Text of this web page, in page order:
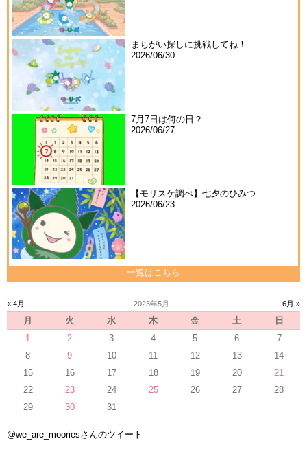
まちがい探しに挑戦してね！
2026/06/30
7月7日は何の日？
2026/06/27
【モリスケ調べ】七夕のひみつ
2026/06/23
一覧はこちら
« 4月 2023年5月 6月 »
月 火 水 木 金 土
日
1
2 3 4 5 6
7
8
9 10 11 12 13
14
15
16 17 18 19 20
21
22
23 24 25 26 27
28
29
30 31
@we_are_mooriesさんのツイート